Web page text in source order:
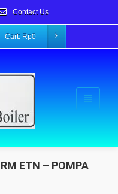
Contact Us
Cart: Rp0
ETN – POMPA